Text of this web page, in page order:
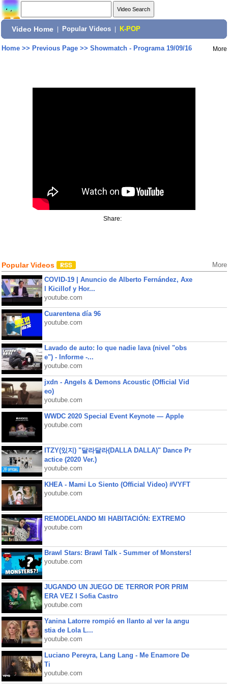
Video Home Popular Videos K-POP
Home>> Previous Page>> Showmatch - Programa 19/09/16 More
Share:
Popular Videos More
COVID-19 | Anuncio de Alberto Fernández, Axe
l Kicillof y Hor...
youtube.com
Cuarentena día 96
youtube.com
Lavado de auto: lo que nadie lava (nivel "obs
e") - Informe -...
youtube.com
jxdn - Angels & Demons Acoustic (Official Vid
eo)
youtube.com
WWDC 2020 Special Event Keynote — Apple
youtube.com
ITZY(있지) "달라달라(DALLA DALLA)" Dance Pr
actice (2020 Ver.)
youtube.com
KHEA - Mami Lo Siento (Official Video) #VYFT
youtube.com
REMODELANDO MI HABITACIÓN: EXTREMO
youtube.com
Brawl Stars: Brawl Talk - Summer of Monsters!
youtube.com
JUGANDO UN JUEGO DE TERROR POR PRIM
ERA VEZ l Sofia Castro
youtube.com
Yanina Latorre rompió en llanto al ver la angu
stia de Lola L...
youtube.com
Luciano Pereyra, Lang Lang - Me Enamore De
Ti
youtube.com